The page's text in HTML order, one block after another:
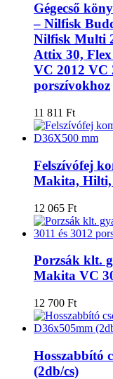
Gégecső
– Nilfisk
Nilfisk Multi
Attix 30,
VC 2012 VC
porszívokhoz
11 811 Ft
Felszívófej
Makita, Hilti,
12 065 Ft
Porzsák klt.
Makita VC
12 700 Ft
Hosszabbító
(2db/cs)